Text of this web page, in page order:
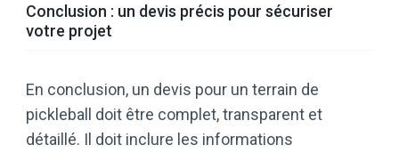
Conclusion : un devis précis pour sécuriser
votre projet
En conclusion, un devis pour un terrain de
pickleball doit être complet, transparent et
détaillé. Il doit inclure les informations